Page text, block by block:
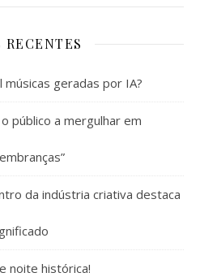
RECENTES
geradas por IA?
público a mergulhar em
da indústria criativa destaca
noite histórica!